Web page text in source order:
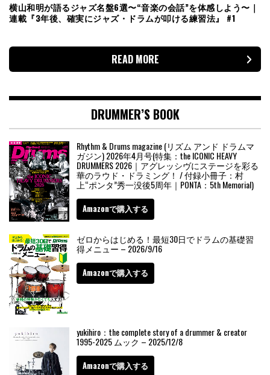
横山和明が語るジャズ名盤6選〜“音楽の会話”を体感しよう〜｜
連載『3年後、確実にジャズ・ドラムが叩ける練習法』 #1
READ MORE
DRUMMER’S BOOK
Rhythm & Drums magazine (リズム アンド ドラムマ
ガジン) 2026年4月号(特集：the ICONIC HEAVY
DRUMMERS 2026｜アグレッシヴにステージを彩る
華のラウド・ドラミング！ / 付録小冊子：村
上“ポンタ”秀一没後5周年｜PONTA：5th Memorial)
Amazonで購入する
ゼロからはじめる！最短30日でドラムの基礎習
得メニュー – 2026/9/16
Amazonで購入する
yukihiro：the complete story of a drummer & creator
1995-2025 ムック – 2025/12/8
Amazonで購入する